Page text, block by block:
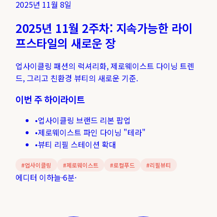
2025년 11월 8일
2025년 11월 2주차: 지속가능한 라이
프스타일의 새로운 장
업사이클링 패션의 럭셔리화, 제로웨이스트 다이닝 트렌
드, 그리고 친환경 뷰티의 새로운 기준.
이번 주 하이라이트
•업사이클링 브랜드 리본 팝업
•제로웨이스트 파인 다이닝 "테라"
•뷰티 리필 스테이션 확대
#업사이클링 #제로웨이스트 #로컬푸드 #리필뷰티
에디터 이하늘·6분·